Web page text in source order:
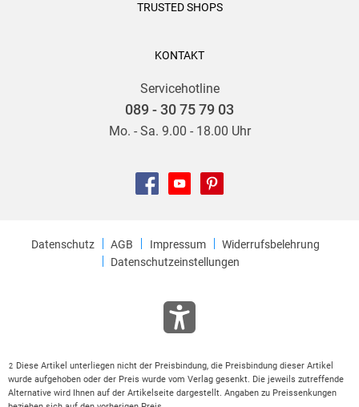
TRUSTED SHOPS
KONTAKT
Servicehotline
089 - 30 75 79 03
Mo. - Sa. 9.00 - 18.00 Uhr
Datenschutz AGB Impressum
Widerrufsbelehrung
Datenschutzeinstellungen
2
Diese Artikel unterliegen nicht der Preisbindung, die Preisbindung dieser Artikel
wurde aufgehoben oder der Preis wurde vom Verlag gesenkt. Die jeweils zutreffende
Alternative wird Ihnen auf der Artikelseite dargestellt. Angaben zu Preissenkungen